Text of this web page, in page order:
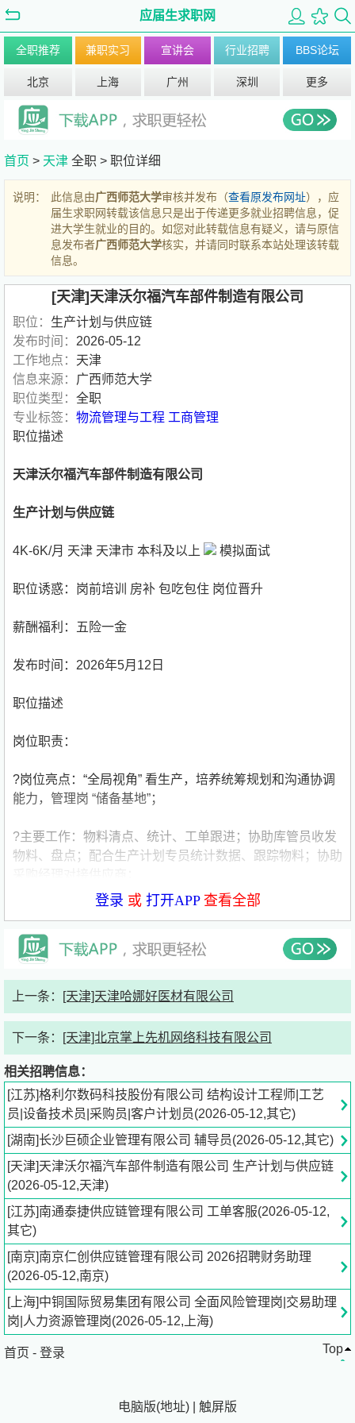
应届生求职网
全职推荐 兼职实习 宣讲会 行业招聘 BBS论坛
北京 上海 广州 深圳 更多
首页 > 天津 全职 > 职位详细
说明： 此信息由广西师范大学审核并发布（查看原发布网址），应
届生求职网转载该信息只是出于传递更多就业招聘信息，促
进大学生就业的目的。如您对此转载信息有疑义，请与原信
息发布者广西师范大学核实，并请同时联系本站处理该转载
信息。
[天津]天津沃尔福汽车部件制造有限公司
职位： 生产计划与供应链
发布时间： 2026-05-12
工作地点： 天津
信息来源： 广西师范大学
职位类型： 全职
专业标签： 物流管理与工程 工商管理
职位描述
天津沃尔福汽车部件制造有限公司
生产计划与供应链
4K-6K/月 天津 天津市 本科及以上 模拟面试
职位诱惑：岗前培训 房补 包吃包住 岗位晋升
薪酬福利：五险一金
发布时间：2026年5月12日
职位描述
岗位职责：
?岗位亮点：“全局视角” 看生产，培养统筹规划和沟通协调
能力，管理岗 “储备基地”；
?主要工作：物料清点、统计、工单跟进；协助库管员收发
物料、盘点；配合生产计划专员统计数据、跟踪物料；协助
料管理、供应商对接技巧，快速成长为管理型人才；
投递说明：
发布岗位/发布宣讲会/进行宣讲会/面试/入职
单位简介
津沃尔福汽车部件制造有限公司成立于 2019 年，是国家级
高新技术企业，专注汽车内外饰注塑件、精密模具及轻量化
零部件研发制造，深度融入京津冀汽车产业集群，合作客户
涵盖一汽、长城等主流主机厂及全球知名汽配供应商，同时
聚焦新能源汽车赛道，与头部新能源车企建立长期战略合
作，是行业 “小而精、专而强” 的技术型先锋企业。 公司拥
有 17 项自主专利，通过 IATF16949 质量管理体系认证，
引入自动化生产线与数字化质检设备，工厂位于天津宁河现
代产业区（京津冀汽配核心带），产业资源丰富、技术交流
频繁。企业文化以人为本，无复杂职场内耗，资深工程师一
登录 或 打开APP查看全部
上一条： [天津]天津哈娜好医材有限公司
下一条： [天津]北京掌上先机网络科技有限公司
相关招聘信息：
[江苏]格利尔数码科技股份有限公司 结构设计工程师|工艺
员|设备技术员|采购员|客户计划员(2026-05-12,其它)
[湖南]长沙巨硕企业管理有限公司 辅导员(2026-05-12,其它)
[天津]天津沃尔福汽车部件制造有限公司 生产计划与供应链
(2026-05-12,天津)
[江苏]南通泰捷供应链管理有限公司 工单客服(2026-05-12,
其它)
[南京]南京仁创供应链管理有限公司 2026招聘财务助理
(2026-05-12,南京)
[上海]中铜国际贸易集团有限公司 全面风险管理岗|交易助理
岗|人力资源管理岗(2026-05-12,上海)
首页 - 登录 Top
电脑版(地址) 触屏版